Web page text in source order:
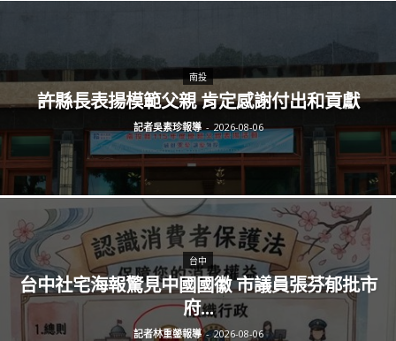
南投
許縣長表揚模範父親 肯定感謝付出和貢獻
記者吳素珍報導 - 2026-08-06
台中
台中社宅海報驚見中國國徽 市議員張芬郁批市
府...
記者林重鎣報導 - 2026-08-06